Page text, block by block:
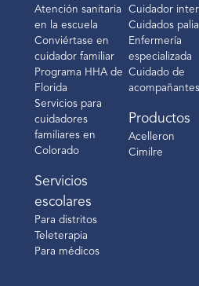
Atención sanitaria
en la escuela
Conviértase en
cuidador familiar
Programa HHA de
Florida
Servicios para
cuidadores
familiares en
Colorado
Servicios
escolares
Para distritos
Teleterapia
Para médicos
Cuidador
Cuidados
Enfermería
especializada
Cuidado de
acompañantes
Productos
Acelleron
Cimilre